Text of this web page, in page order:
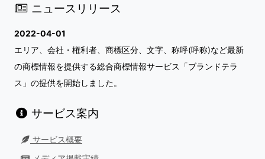
ニュースリリース
2022-04-01
エリア、会社・権利者、商標区分、文字、称呼(呼称)など最新
の商標情報を提供する総合商標情報サービス「ブランドテラ
ス」の提供を開始しました。
サービス案内
サービス概要